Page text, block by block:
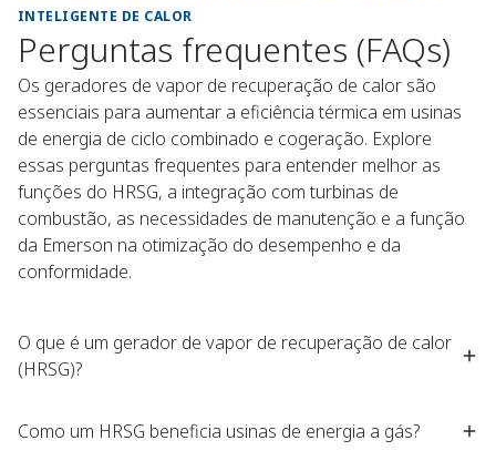
INTELIGENTE DE CALOR
Perguntas frequentes (FAQs)
Os geradores de vapor de recuperação de calor são
essenciais para aumentar a eficiência térmica em usinas
de energia de ciclo combinado e cogeração. Explore
essas perguntas frequentes para entender melhor as
funções do HRSG, a integração com turbinas de
combustão, as necessidades de manutenção e a função
da Emerson na otimização do desempenho e da
conformidade.
O que é um gerador de vapor de recuperação de calor
(HRSG)?
Como um HRSG beneficia usinas de energia a gás?